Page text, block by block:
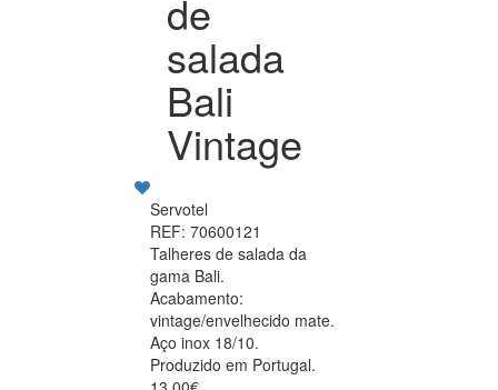
de
salada
Bali
Vintage
Servotel
REF: 70600121
Talheres de salada da
gama Bali.
Acabamento:
vintage/envelhecido mate.
Aço inox 18/10.
Produzido em Portugal.